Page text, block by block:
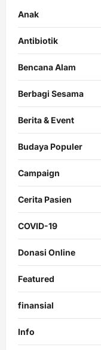
Anak
Antibiotik
Bencana Alam
Berbagi Sesama
Berita & Event
Budaya Populer
Campaign
Cerita Pasien
COVID-19
Donasi Online
Featured
finansial
Info